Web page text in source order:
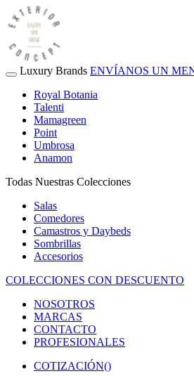
Luxury Brands ENVÍANOS UN
Royal Botania
Talenti
Mamagreen
Point
Umbrosa
Anamon
Todas Nuestras Colecciones
Salas
Comedores
Camastros y Daybeds
Sombrillas
Accesorios
COLECCIONES CON DESCUENTO
NOSOTROS
MARCAS
CONTACTO
PROFESIONALES
COTIZACIÓN()